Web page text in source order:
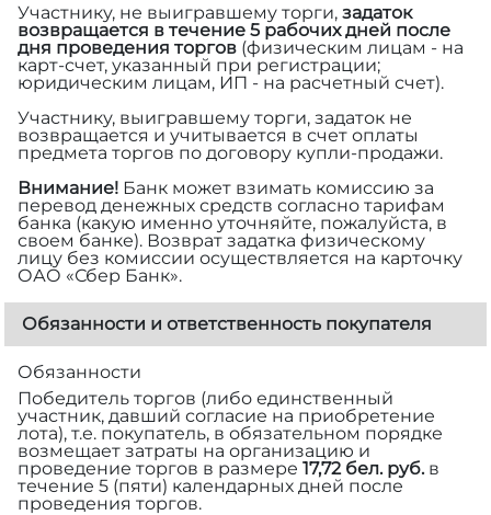
Участнику, не выигравшему торги, задаток
возвращается в течение 5 рабочих дней после
дня проведения торгов (физическим лицам - на
карт-счет, указанный при регистрации;
юридическим лицам, ИП - на расчетный счет).
Участнику, выигравшему торги, задаток не
возвращается и учитывается в счет оплаты
предмета торгов по договору купли-продажи.
Внимание! Банк может взимать комиссию за
перевод денежных средств согласно тарифам
банка (какую именно уточняйте, пожалуйста, в
своем банке). Возврат задатка физическому
лицу без комиссии осуществляется на карточку
ОАО «Сбер Банк».
Обязанности и ответственность покупателя
Обязанности
Победитель торгов (либо единственный
участник, давший согласие на приобретение
лота), т.е. покупатель, в обязательном порядке
возмещает затраты на организацию и
проведение торгов в размере 17,72 бел. руб.в
течение 5 (пяти) календарных дней после
проведения торгов.